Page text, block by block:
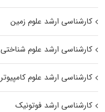
کارشناسی ارشد علوم زمین
کارشناسی ارشد علوم شناختی
کارشناسی ارشد علوم کامپیوتر
کارشناسی ارشد فوتونیک